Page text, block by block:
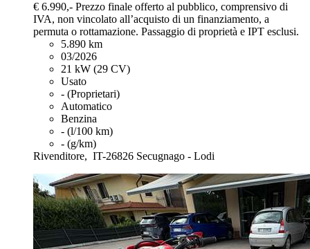
€ 6.990,- Prezzo finale offerto al pubblico, comprensivo di
IVA, non vincolato all’acquisto di un finanziamento, a
permuta o rottamazione. Passaggio di proprietà e IPT esclusi.
5.890 km
03/2026
21 kW (29 CV)
Usato
- (Proprietari)
Automatico
Benzina
- (l/100 km)
- (g/km)
Rivenditore, IT-26826 Secugnago - Lodi